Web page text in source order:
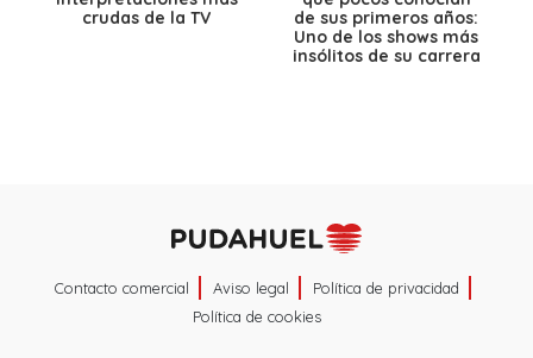
crudas de la TV
de sus primeros años:
Uno de los shows más
insólitos de su carrera
Contacto comercial Aviso legal
Política de privacidad
Política de cookies